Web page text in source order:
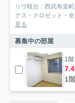
リヴ桜台：西武有楽
クス・クロゼット・
見る
募集中の部屋
1階
1